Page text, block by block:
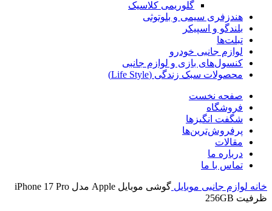
گلوریمی کلاسیک
هندزفری سیمی و بلوتوثی
بلندگو و اسپیکر
تبلت‌ها
لوازم جانبی خودرو
کنسول‌های بازی و لوازم جانبی
محصولات سبک زندگی (Life Style)
صفحه نخست
فروشگاه
شگفت انگیزها
پرفروش‌ترین‌ها
مقالات
درباره ما
تماس با ما
خانه لوازم جانبی موبایل
گوشی موبایل Apple مدل iPhone 17 Pro
ظرفیت 256GB